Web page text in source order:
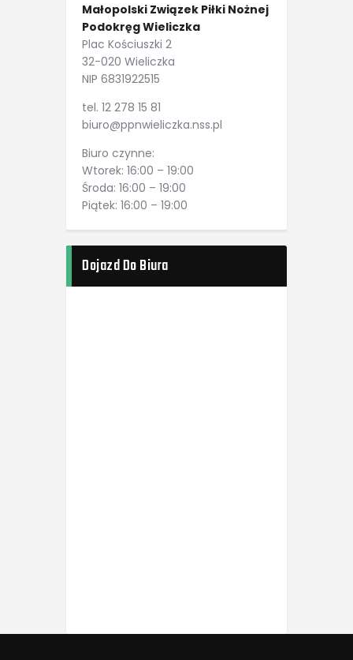
Małopolski Związek Piłki Nożnej
Podokręg Wieliczka
Plac Kościuszki 2
32-020 Wieliczka
NIP 6831922515
tel. 12 278 15 81
biuro@ppnwieliczka.nss.pl
Biuro czynne:
Wtorek: 16:00 – 19:00
Środa: 16:00 – 19:00
Piątek: 16:00 – 19:00
Dojazd Do Biura